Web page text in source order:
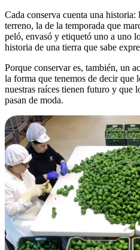
Cada conserva cuenta una
terreno, la de la temporada que
peló, envasó y etiquetó uno a uno
historia de una tierra que sabe
Porque conservar es, también, un
la forma que tenemos de decir que
nuestras raíces tienen futuro y que
pasan de moda.